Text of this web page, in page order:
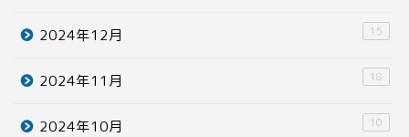
2024年12月 15
2024年11月 18
2024年10月 10